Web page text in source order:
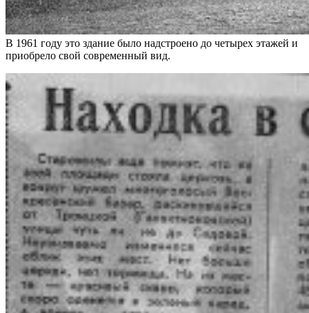
В 1961 году это здание было надстроено до четырех этажей и
приобрело свой современный вид.